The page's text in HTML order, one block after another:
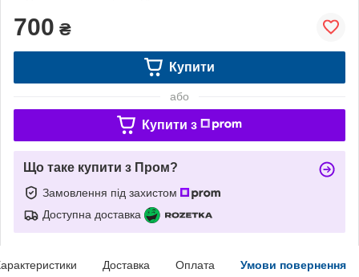
700 ₴
Купити
або
Купити з
Що таке купити з Пром?
Замовлення під захистом
Доступна доставка
Доставка Оплата Умови повернення